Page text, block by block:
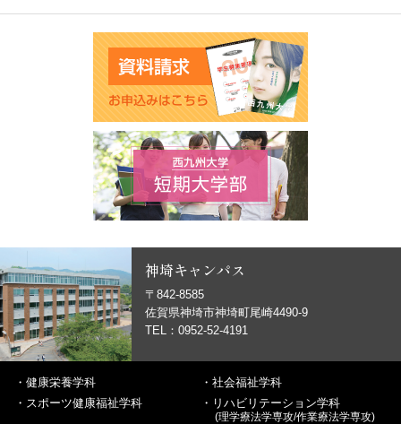
神埼キャンパス
〒842-8585
佐賀県神埼市神埼町尾崎4490-9
TEL：0952-52-4191
・ 健康栄養学科 ・ 社会福祉学科
・ スポーツ健康福祉学科 ・ リハビリテーション学科
(理学療法学専攻/作業療法学専攻)